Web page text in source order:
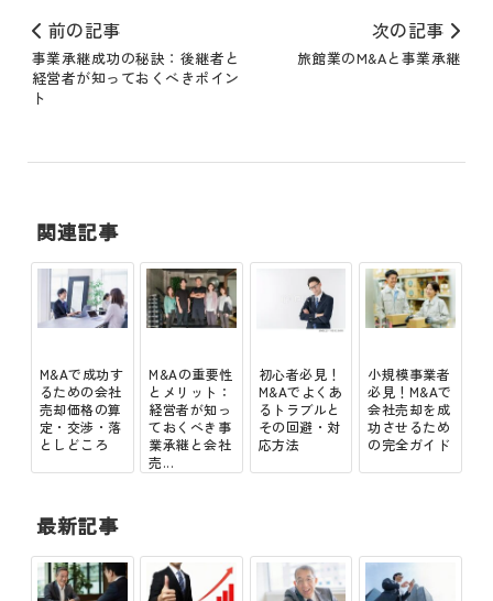
前の記事
事業承継成功の秘訣：後継者と
経営者が知っておくべきポイン
ト
次の記事
旅館業のM&Aと事業承継
関連記事
M&Aで成功す
るための会社
売却価格の算
定・交渉・落
としどころ
M&Aの重要性
とメリット：
経営者が知っ
ておくべき事
業承継と会社
売...
初心者必見！
M&Aでよくあ
るトラブルと
その回避・対
応方法
小規模事業者
必見！M&Aで
会社売却を成
功させるため
の完全ガイド
最新記事